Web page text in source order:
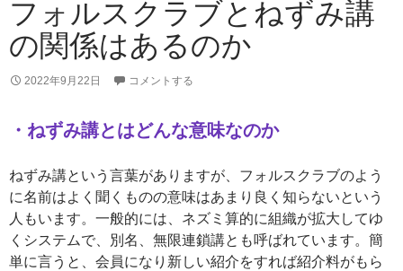
フォルスクラブとねずみ講
の関係はあるのか
2022年9月22日 コメントする
・ねずみ講とはどんな意味なのか
ねずみ講という言葉がありますが、フォルスクラブのよう
に名前はよく聞くものの意味はあまり良く知らないという
人もいます。一般的には、ネズミ算的に組織が拡大してゆ
くシステムで、別名、無限連鎖講とも呼ばれています。簡
単に言うと、会員になり新しい紹介をすれば紹介料がもら